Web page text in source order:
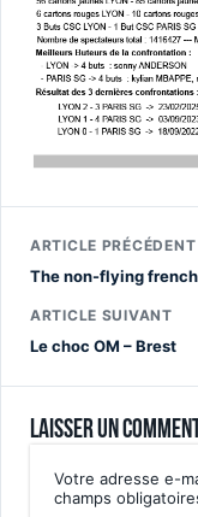
ARTICLE PRÉCÉDENT
The non-flying
ARTICLE SUIVANT
Le choc OM – Brest
Laisser un
Votre adresse e-
champs